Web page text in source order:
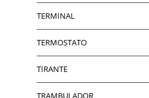
TERMINAL
TERMOSTATO
TIRANTE
TRAMBULADOR